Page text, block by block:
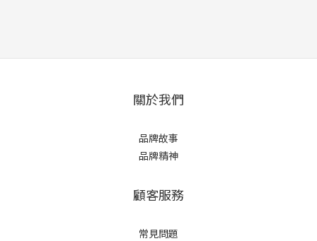
關於我們
品牌故事
品牌精神
顧客服務
常見問題